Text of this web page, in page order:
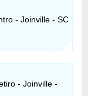
- Joinville - SC
- Joinville -